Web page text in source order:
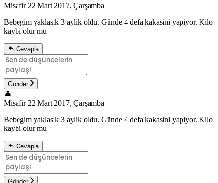
Misafir 22 Mart 2017, Çarşamba
Bebegim yaklasik 3 aylik oldu. Günde 4 defa kakasini yapiyor. Kilo
kaybi olur mu
Cevapla
Gönder
Misafir 22 Mart 2017, Çarşamba
Bebegim yaklasik 3 aylik oldu. Günde 4 defa kakasini yapiyor. Kilo
kaybi olur mu
Cevapla
Gönder